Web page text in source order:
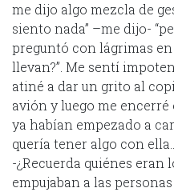
me dijo algo mezcla de
siento nada” –me dijo-
preguntó con lágrimas en
llevan?”. Me sentí
atiné a dar un grito al
avión y luego me
ya habían empezado a
quería tener algo con ella…
-¿Recuerda quiénes eran
empujaban a las